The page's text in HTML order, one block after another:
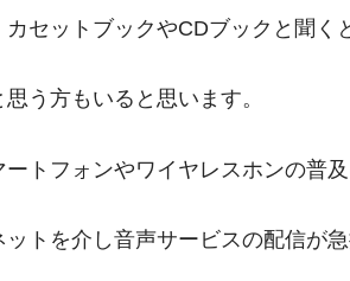
カセットブックやCDブックと聞く
う方もいると思います。
トフォンやワイヤレスホンの普及
ットを介し音声サービスの配信が急